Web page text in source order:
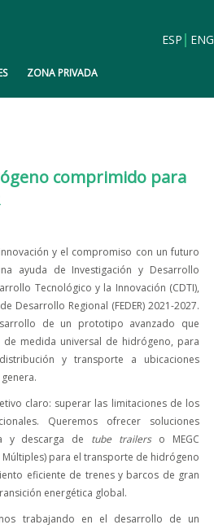
ESP ENG
ZONA PRIVADA
comprimido para
y el compromiso con un futuro
ayuda de Investigación y Desarrollo
Tecnológico y la Innovación (CDTI),
Desarrollo Regional (FEDER) 2021-2027.
de un prototipo avanzado que
medida universal de hidrógeno, para
y transporte a ubicaciones
claro: superar las limitaciones de los
Queremos ofrecer soluciones
y descarga de tube trailerso MEGC
para el transporte de hidrógeno
eficiente de trenes y barcos de gran
energética global.
trabajando en el desarrollo de un